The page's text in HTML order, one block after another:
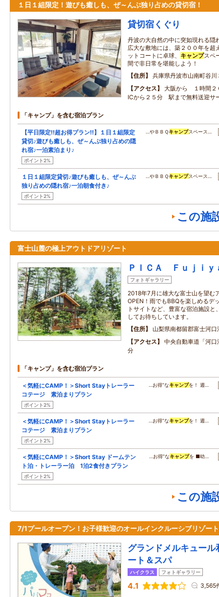
１日１組限定！遊びも癒しも、ぜ～んぶ独り占めの貸切宿！
貸切宿くぐり
丹波の大自然の中に突如現れる隠
広大な敷地には、築２００年を超
ットコートに卓球、 キャンプスペ
間で非日常を堪能しよう！
住所
兵庫県丹波市山南町谷川
アクセス
大阪から １時間
ICから２５分 駅まで無料送迎サ
「キャンプ」を含む宿泊プラン
【平日限定!!超お得プラン!!】１日１組限定
貸切♪遊びも癒しも、ぜ～んぶ独り占めの隠
れ宿♪一泊素泊まり♪
ポイント2%
…やＢＢＱキャンプスペース…
１日１組限定貸切♪遊びも癒しも、ぜ～んぶ
独り占めの隠れ宿♪一泊朝食付き♪
ポイント2%
…やＢＢＱキャンプスペース…
この施
富士山麓の極上アウトドアリゾート
ＰＩＣＡ Ｆｕｊｉｙ
フォトギャラリー
2018年7月に雄大な富士山を望む
OPEN！雨でもBBQを楽しめるデ
トサイトなど、豊富な宿泊施設
してお待ちしています。
住所
山梨県南都留郡富士河
アクセス
中央自動車道「河
分
「キャンプ」を含む宿泊プラン
＜気軽にCAMP！＞Short Stayトレーラー
コテージ 素泊まりプラン
ポイント2%
…お得”なキャンプを！ 週…
＜気軽にCAMP！＞Short Stayトレーラー
コテージ 素泊まりプラン
ポイント2%
…お得”なキャンプを！ 週…
＜気軽にCAMP！＞Short Stay ドームテン
ト泊・トレーラー泊 1泊2食付きプラン
ポイント2%
…お得”なキャンプを ■幼…
この施
7/1プールオープン！お子様歓迎のオールインクルーシブリゾート
グランドメルキュー
ート＆スパ
ハイクラス フォトギャラリー
4.1 3,565